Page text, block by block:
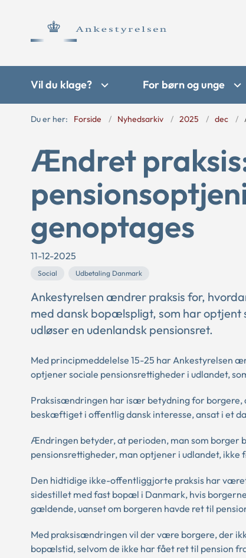
Vil du klage? For børn og unge
Du er her: Forside Nyhedsarkiv 2025 dec
Ændret
genoptages
11-12-2025
Social Udbetaling Danmark
Ankestyrelsen ændrer praksis for,
med dansk bopælspligt, som har optjent
udløser en udenlandsk pensionsret.
Med principmeddelelse 15-25 har Ankestyrelsen
optjener sociale pensionsrettigheder i udlandet,
Praksisændringen har især betydning for
beskæftiget i offentlig dansk interesse, ansat i et
Ændringen betyder, at perioden, man som borger
pensionsrettigheder, man optjener i udlandet,
Den hidtidige ikke-offentliggjorte praksis har
sidestillet med fast bopæl i Danmark, hvis
gældende, uanset om borgeren havde ret til
Med praksisændringen vil der være borgere, der
bopælstid, selvom de ikke har fået ret til pension